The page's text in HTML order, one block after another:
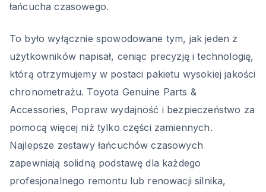
łańcucha czasowego.
To było wyłącznie spowodowane tym, jak jeden z
użytkowników napisał, ceniąc precyzję i technologię,
którą otrzymujemy w postaci pakietu wysokiej jakości
chronometrażu. Toyota Genuine Parts &
Accessories, Popraw wydajność i bezpieczeństwo za
pomocą więcej niż tylko części zamiennych.
Najlepsze zestawy łańcuchów czasowych
zapewniają solidną podstawę dla każdego
profesjonalnego remontu lub renowacji silnika,